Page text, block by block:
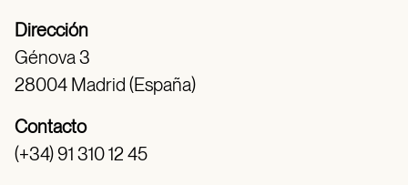
Dirección
Génova 3
28004 Madrid (España)
Contacto
(+34) 91 310 12 45